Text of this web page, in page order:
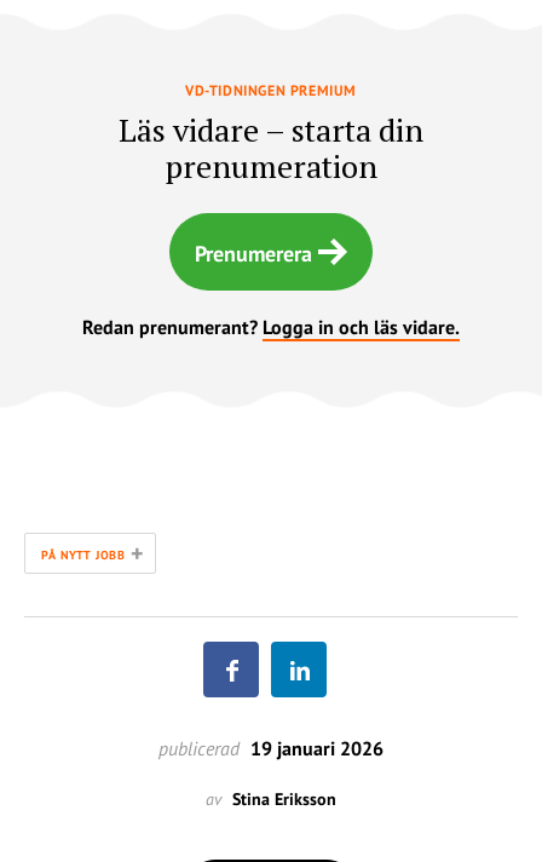
VD-TIDNINGEN PREMIUM
Läs vidare – starta din
prenumeration
Prenumerera
Redan prenumerant? Logga in och läs vidare.
PÅ NYTT JOBB +
publicerad 19 januari 2026
av Stina Eriksson